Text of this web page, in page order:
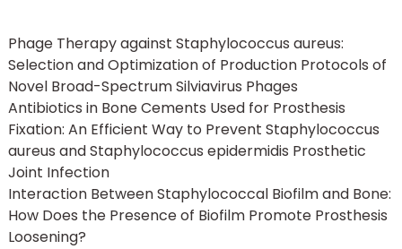
Phage Therapy against Staphylococcus aureus:
Selection and Optimization of Production Protocols of
Novel Broad-Spectrum Silviavirus Phages
Antibiotics in Bone Cements Used for Prosthesis
Fixation: An Efficient Way to Prevent Staphylococcus
aureus and Staphylococcus epidermidis Prosthetic
Joint Infection
Interaction Between Staphylococcal Biofilm and Bone:
How Does the Presence of Biofilm Promote Prosthesis
Loosening?